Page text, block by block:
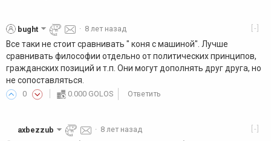
[-]
bught · 8 лет назад
Все таки не стоит сравнивать " коня с машиной". Лучше
сравнивать философии отдельно от политических принципов,
гражданских позиций и т.п. Они могут дополнять друг друга, но
не сопоставляться.
0 0.000 GOLOS Ответить
[-]
axbezzub · 8 лет назад